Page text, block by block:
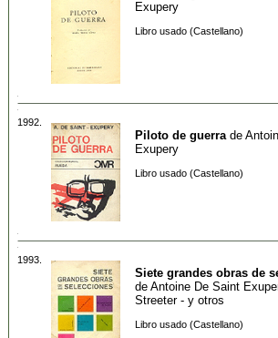
Exupery
Libro usado (Castellano)
1992.
Piloto de guerra de
Exupery
Libro usado (Castellano)
1993.
Siete grandes obras de
de Antoine De Saint
Streeter - y otros
Libro usado (Castellano)